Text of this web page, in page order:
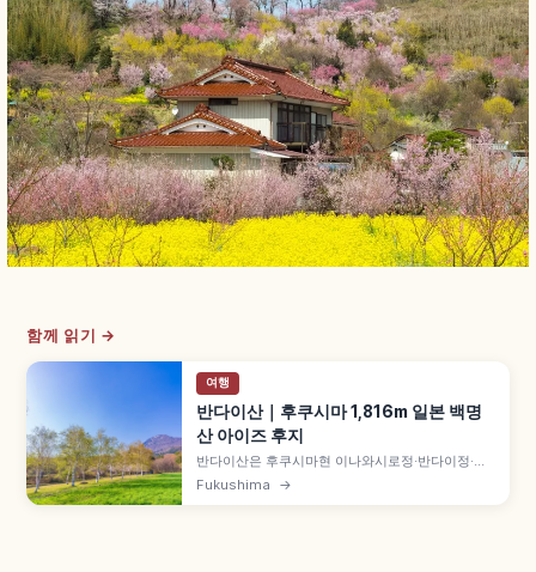
함께 읽기 →
여행
반다이산｜후쿠시마 1,816m 일본 백명
산 아이즈 후지
반다이산은 후쿠시마현 이나와시로정·반다이정·기
타시오바라촌의 활화산 해발 1,816m 일본 백명산
Fukushima →